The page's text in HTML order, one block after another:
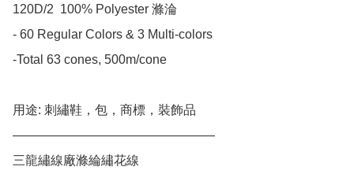
120D/2  100% Polyester 滌淪
- 60 Regular Colors & 3 Multi-colors
-Total 63 cones, 500m/cone
用途: 刺繡鞋，包，商標，裝飾品
————————————————
三龍繡線廠滌綸繡花線